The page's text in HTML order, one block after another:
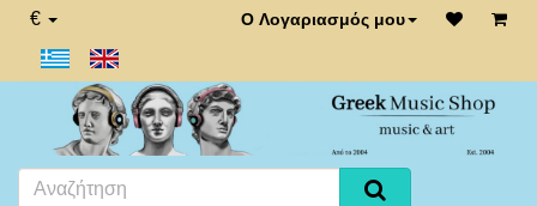
€ Ο Λογαριασμός μου